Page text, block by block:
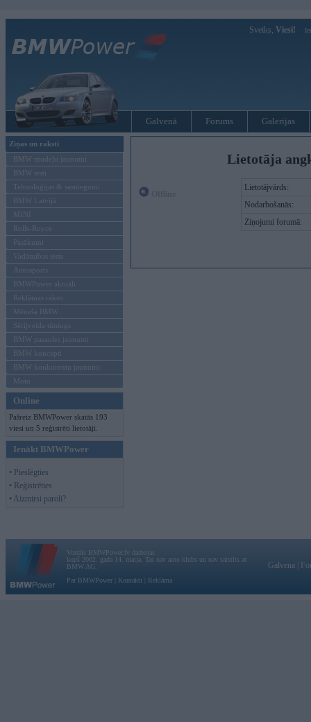
Sveiks, Viesi!
Galvenā Forums Galerijas
Ziņas un raksti
BMW modeļu jaunumi
BMW testi
Tehnoloģijas & sasniegumi
BMW Latvijā
MINI
Rolls-Royce
Pasākumi
Vadāmības tests
Autosports
BMWPower aktuāli
Reklāmas raksti
Mēneša BMW
Sērijveida tūnings
BMW pasaules jaunumi
BMW koncepti
BMW konkurentu jaunumi
Moto
Online
Pašreiz BMWPower skatās 193
viesi un 5 reģistrēti lietotāji.
Ienākt BMWPower
• Pieslēgties
• Reģistrēties
• Aizmirsi paroli?
Lietotāja
Lietotājvārds:
Nodarbošanās:
Ziņojumi forumā:
Vortāls BMWPower.lv darbojas
kopš 2002. gada 14. maija. Tas nav auto klubs un nav saistīts ar
BMW AG.
Par BMWPower
Kontakti Reklāma
Galvena